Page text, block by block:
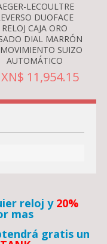
LECOULTRE
DUOFACE
RELOJ CAJA ORO
DIAL MARRÓN
SUIZO
AUTOMÁTICO
11,954.15
reloj y 20%
mas
gratis un